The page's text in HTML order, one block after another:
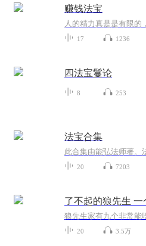
赚钱法宝
人的精力真是是有限
17 1236
四法宝鬘论
8 253
法宝合集
20 7203
了不起的狼先生 一
狼先生家有九个非常能
20 3.5万